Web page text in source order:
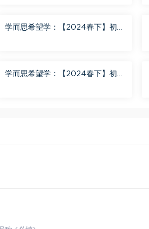
学而思希望学：【2024春下】初
学而思希望学：【2024春下】初